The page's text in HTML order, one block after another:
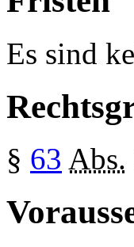
Es sind
§ 63 Abs.